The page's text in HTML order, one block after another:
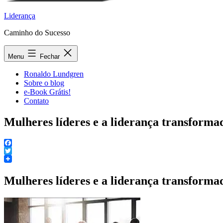
Liderança
Caminho do Sucesso
Menu Fechar
Ronaldo Lundgren
Sobre o blog
e-Book Grátis!
Contato
Mulheres líderes e a liderança
Facebook
Twitter
Mulheres líderes e a liderança